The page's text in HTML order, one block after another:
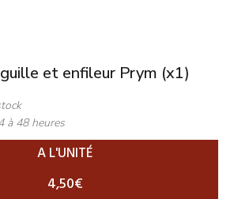
et enfileur Prym (x1)
à 48 heures
A L'UNITÉ
4,50€